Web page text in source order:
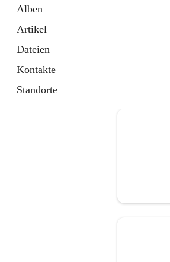
Alben
Artikel
Dateien
Kontakte
Standorte